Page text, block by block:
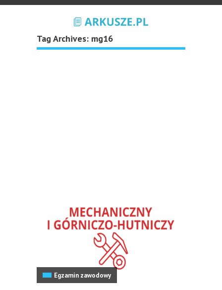
Tag Archives: mg16
Egzamin zawodowy